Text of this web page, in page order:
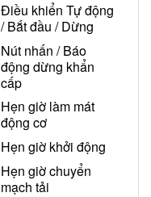
Điều khiển Tự động
/ Bắt đầu / Dừng
Nút nhấn / Báo
động dừng khẩn
cấp
Hẹn giờ làm mát
động cơ
Hẹn giờ khởi động
Hẹn giờ chuyển
mạch tải